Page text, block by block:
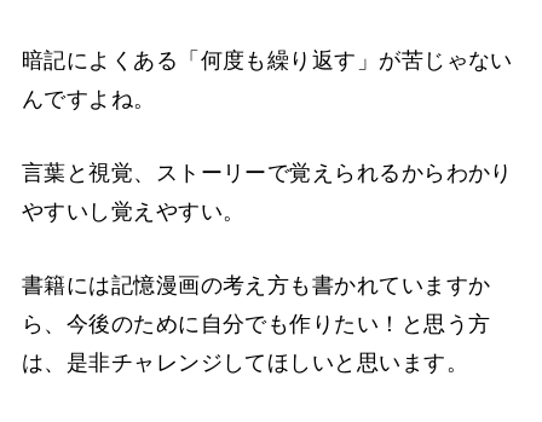
暗記によくある「何度も繰り返す」が苦じゃない
んですよね。
言葉と視覚、ストーリーで覚えられるからわかり
やすいし覚えやすい。
書籍には記憶漫画の考え方も書かれていますか
ら、今後のために自分でも作りたい！と思う方
は、是非チャレンジしてほしいと思います。